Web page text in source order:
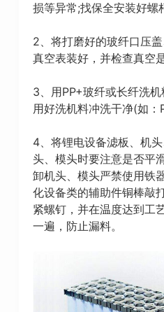
损等异常;找保全安装好螺
2、将打磨好的玻纤口压
真空表装好，并检查真空
3、用PP+玻纤或长纤洗
用好洗机料冲洗干净(如：
4、将锂电设备滤板、机
头、模头时要注意是否平
卸机头、模头严禁使用铁
化设备类的辅助件铜棒敲
紧螺钉，并在温度达到工
一遍，防止漏料。